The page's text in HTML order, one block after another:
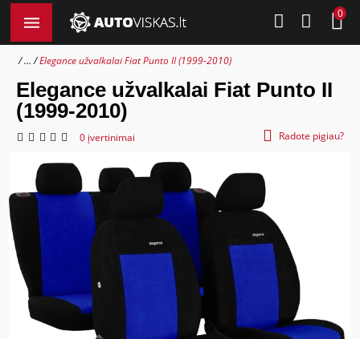
0
... Elegance užvalkalai Fiat Punto II (1999-2010)
Elegance užvalkalai Fiat Punto II
(1999-2010)
0 įvertinimai Radote pigiau?